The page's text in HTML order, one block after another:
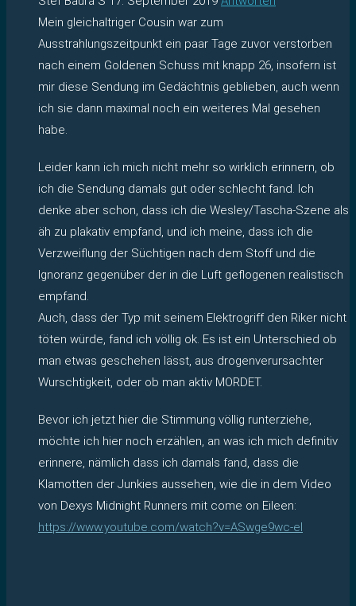
Mein gleichaltriger Cousin war zum
Ausstrahlungszeitpunkt ein paar Tage zuvor verstorben
nach einem Goldenen Schuss mit knapp 26, insofern ist
mir diese Sendung im Gedächtnis geblieben, auch wenn
ich sie dann maximal noch ein weiteres Mal gesehen
habe.
Leider kann ich mich nicht mehr so wirklich erinnern, ob
ich die Sendung damals gut oder schlecht fand. Ich
denke aber schon, dass ich die Wesley/Tascha-Szene als
äh zu plakativ empfand, und ich meine, dass ich die
Verzweiflung der Süchtigen nach dem Stoff und die
Ignoranz gegenüber der in die Luft geflogenen realistisch
empfand.
Auch, dass der Typ mit seinem Elektrogriff den Riker nicht
töten würde, fand ich völlig ok. Es ist ein Unterschied ob
man etwas geschehen lässt, aus drogenverursachter
Wurschtigkeit, oder ob man aktiv MORDET.
Bevor ich jetzt hier die Stimmung völlig runterziehe,
möchte ich hier noch erzählen, an was ich mich definitiv
erinnere, nämlich dass ich damals fand, dass die
Klamotten der Junkies aussehen, wie die in dem Video
von Dexys Midnight Runners mit come on Eileen:
https://www.youtube.com/watch?v=ASwge9wc-eI